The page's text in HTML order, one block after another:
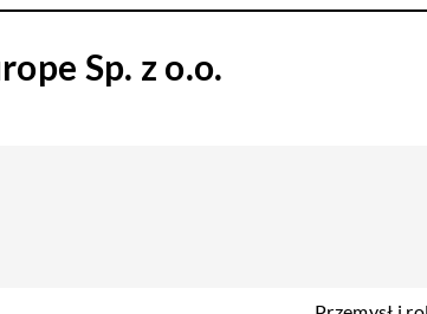
Sp. z o.o.